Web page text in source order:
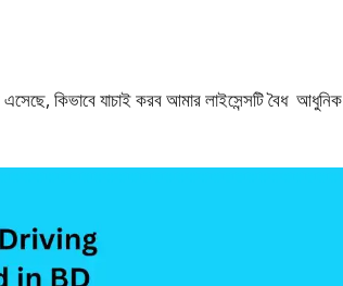
কিভাবে যাচাই করব আমার লাইসেন্সটি বৈধ আধুনিক